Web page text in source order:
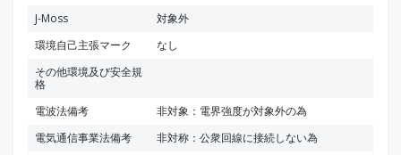
J-Moss
対象外
環境自己主張マーク
なし
その他環境及び安全規
格
電波法備考
非対象：電界強度が対象外の為
電気通信事業法備考
非対称：公衆回線に接続しない為